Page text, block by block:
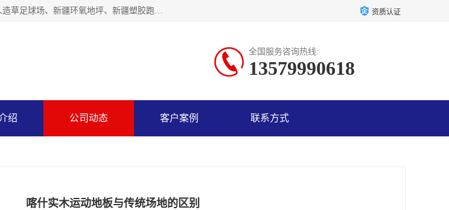
乌鲁木齐市辉煌大地商贸有限公司专注新疆悬浮拼装地板、新疆塑胶运动地板、新疆人造草足球场、新疆环氧地坪、新疆塑胶跑道、新疆舞蹈地板的地面材料供应商。质量优，价格佳，欢迎咨询。 资质认证
全国服务咨询热线:
13579990618
绍 公司动态 客户案例 联系方式
喀什实木运动地板与传统场地的区别